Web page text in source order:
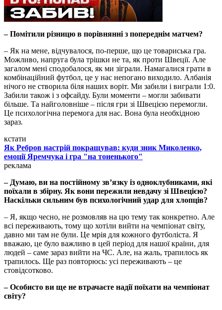
– Помітили різницю в порівнянні з попереднім матчем?
– Як на мене, відчувалося, по-перше, що це товариська гра.
Можливо, напруга була трішки не та, як проти Швеції. Але
загалом мені сподобалося, як ми зіграли. Намагалися грати в
комбінаційний футбол, це у нас непогано виходило. Албанія
нічого не створила біля наших воріт. Ми забили і виграли 1:0.
Забили також і з офсайду. Були моменти – могли забивати
більше. Та найголовніше – після гри зі Швецією перемогли.
Це психологічна перемога для нас. Вона була необхідною
зараз.
кстати
Як Ребров настрій покращував: куди зник Миколенко,
емоції Яремчука і гра "на тоненького"
реклама
– Думаю, ви на постійному зв’язку із одноклубниками, які
поїхали в збірну. Як вони пережили невдачу зі Швецією?
Наскільки сильним був психологічний удар для хлопців?
– Я, якщо чесно, не розмовляв на цю тему так конкретно. Але
всі переживають, тому що хотіли вийти на чемпіонат світу,
давно ми там не були. Це мрія для кожного футболіста. Я
вважаю, це було важливо в цей період для нашої країни, для
людей – саме зараз вийти на ЧС. Але, на жаль, трапилось як
трапилось. Ще раз повторюсь: усі переживають – це
стовідсотково.
– Особисто ви ще не втрачаєте надії поїхати на чемпіонат
світу?